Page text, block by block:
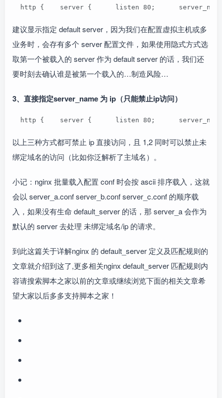
http {    server {      listen 80;
建议显示指定 default server，因为我们在配置虚拟主机或多
业务时，会存有多个 server 配置文件，如果使用隐式方式选
取第一个被载入的 server 作为 default server 的话，我们还
要时刻去确认谁是被第一个载入的…制造风险…
3、直接指定server_name 为 ip（只能禁止ip访问）
http {    server {      listen 80;
以上三种方式都可禁止 ip 直接访问，且 1,2 同时可以禁止未
绑定域名的访问（比如你泛解析了主域名）。
小记：nginx 批量载入配置 conf 时会按 ascii 排序载入，这就
会以 server_a.conf server_b.conf server_c.conf 的顺序载
入，如果没有生命 default_server 的话，那 server_a 会作为
默认的 server 去处理 未绑定域名/ip 的请求。
到此这篇关于详解nginx 的 default_server 定义及匹配规则的
文章就介绍到这了,更多相关nginx default_server 匹配规则内
容请搜索脚本之家以前的文章或继续浏览下面的相关文章希
望大家以后多多支持脚本之家！